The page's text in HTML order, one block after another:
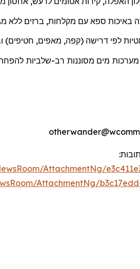
באיכות ספא עם מקלחות, ברזים ללא
לפי דרישה (קפה, מאפים, חטיפים)
מערכות מים מסוננות רב-שלביות
ות:
AttachmentNg/
AttachmentNg/